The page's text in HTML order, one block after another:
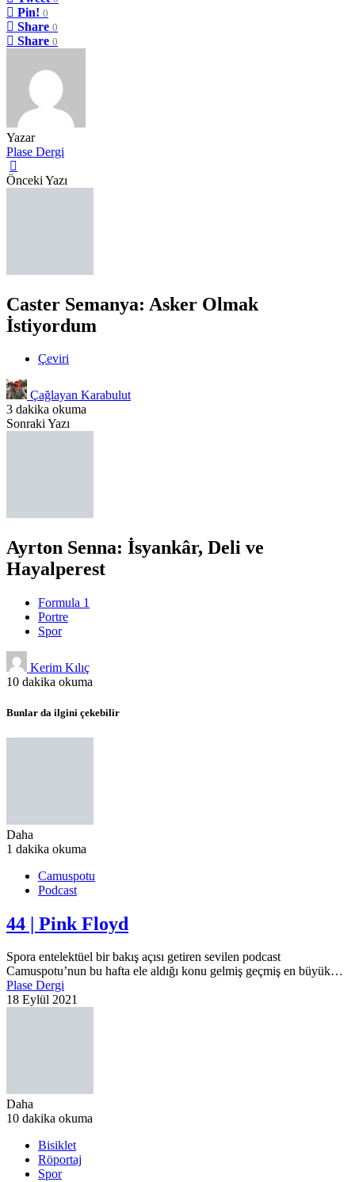
Pin! 0
Share 0
Share 0
Yazar
Plase Dergi
Önceki Yazı
Caster Semanya: Asker Olmak
İstiyordum
Çeviri
Çağlayan Karabulut
3 dakika okuma
Sonraki Yazı
Ayrton Senna: İsyankâr, Deli ve
Hayalperest
Formula 1
Portre
Spor
Kerim Kılıç
10 dakika okuma
Bunlar da ilgini çekebilir
Daha
1 dakika okuma
Camuspotu
Podcast
44 | Pink Floyd
Spora entelektüel bir bakış açısı getiren sevilen podcast
Camuspotu’nun bu hafta ele aldığı konu gelmiş geçmiş en büyük…
Plase Dergi
18 Eylül 2021
Daha
10 dakika okuma
Bisiklet
Röportaj
Spor